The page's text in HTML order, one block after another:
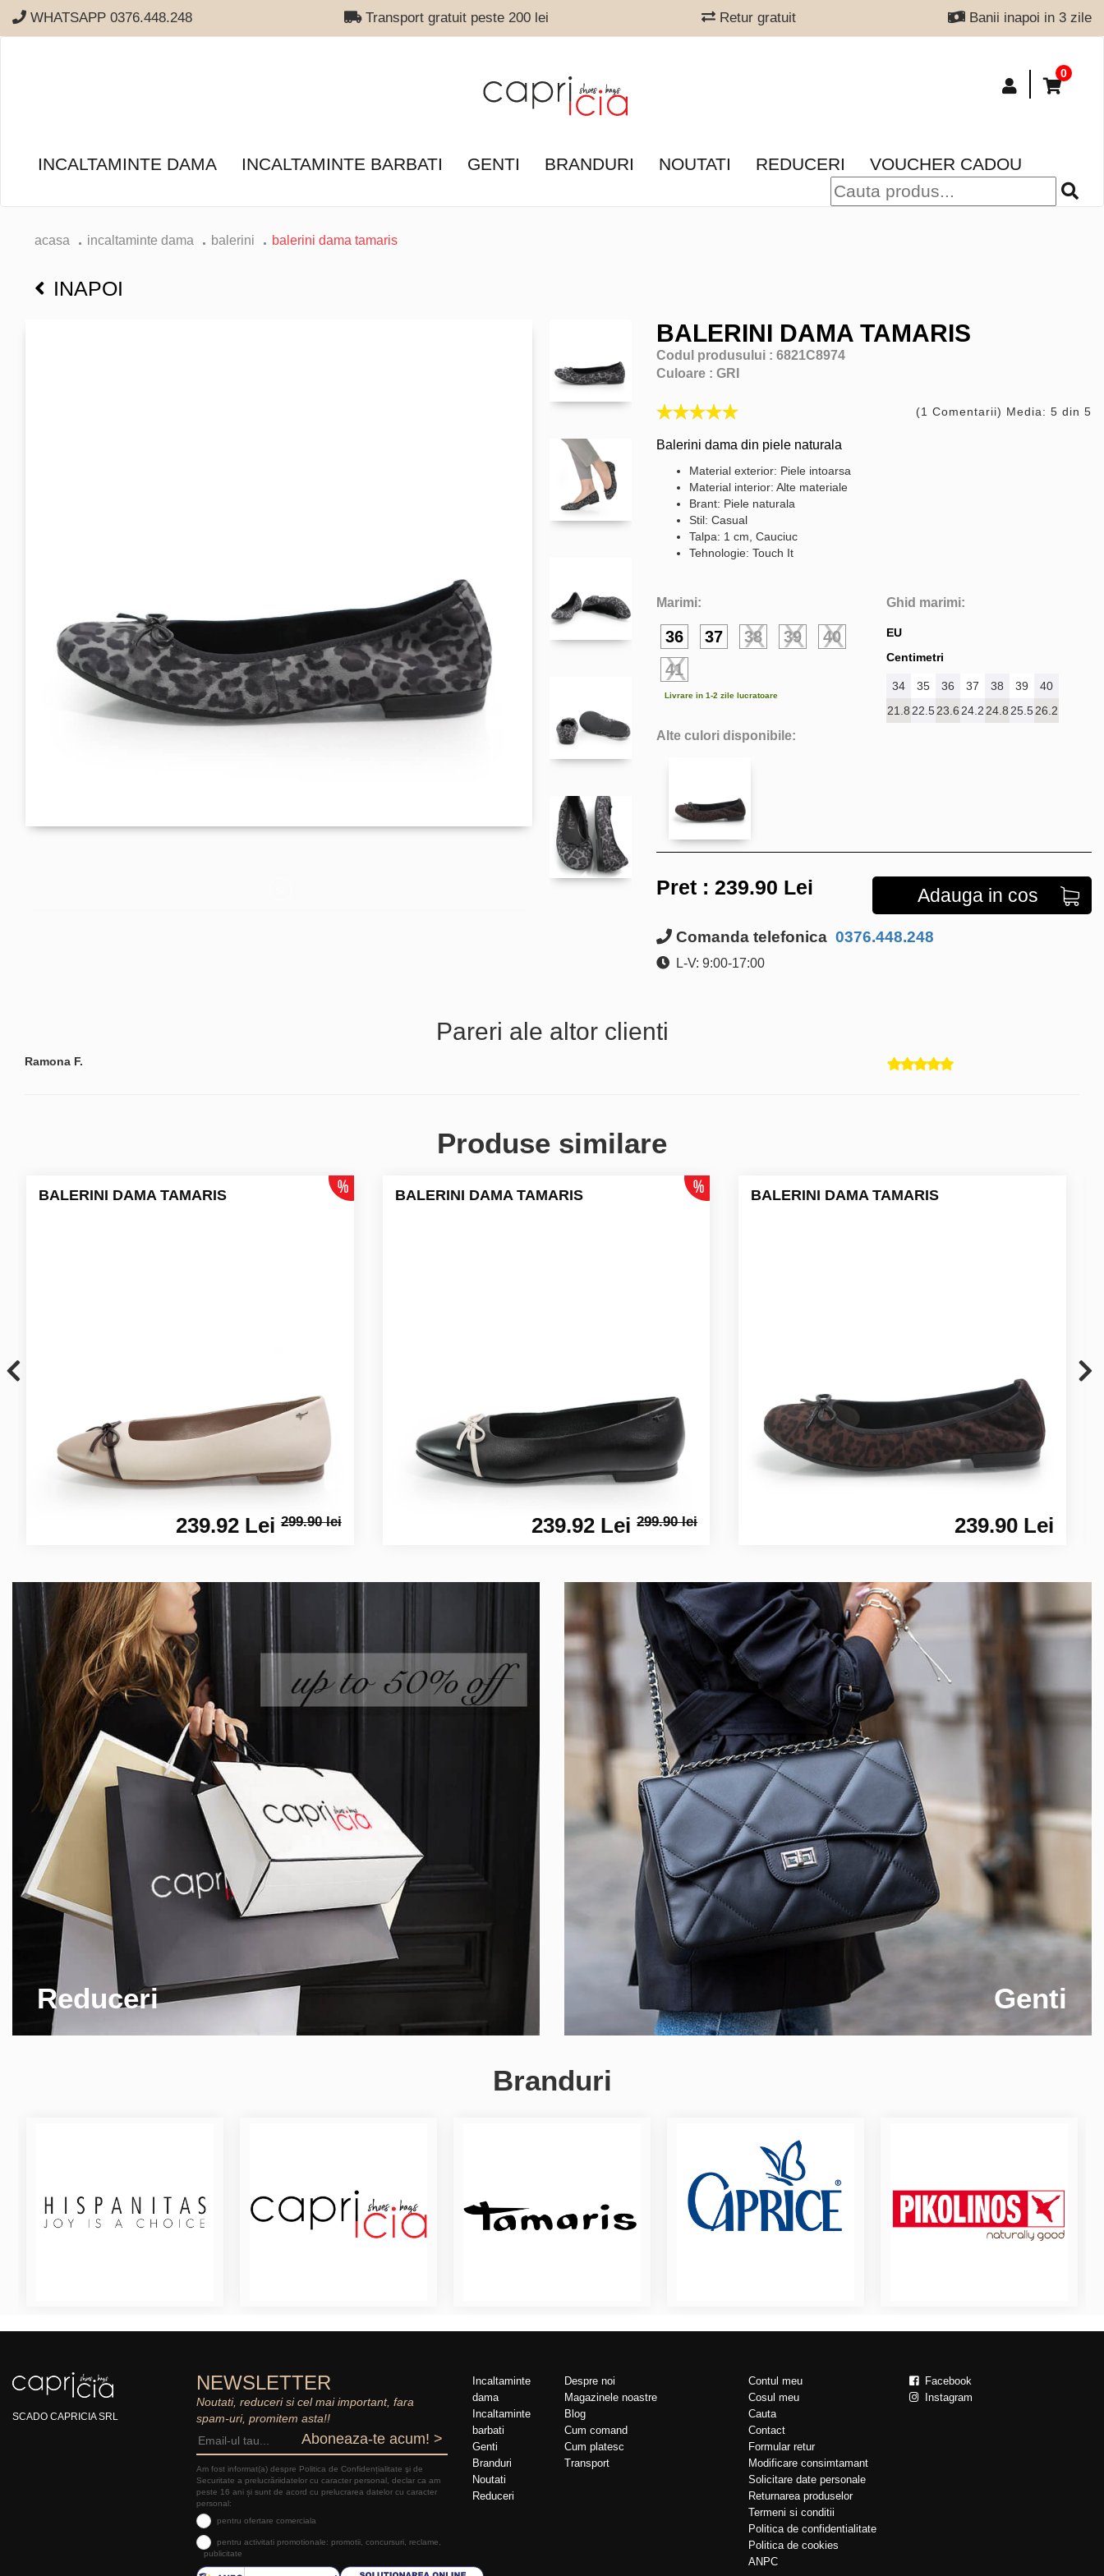
WHATSAPP 0376.448.248 Transport gratuit peste 200 lei Retur gratuit Banii inapoi in 3 zile
0
INCALTAMINTE DAMA INCALTAMINTE BARBATI GENTI BRANDURI NOUTATI REDUCERI VOUCHER CADOU
acasa incaltaminte dama balerini balerini dama tamaris
INAPOI
BALERINI DAMA TAMARIS
Codul produsului : 6821C8974
Culoare : GRI
(1 Comentarii) Media: 5 din 5
Balerini dama din piele naturala
Material exterior: Piele intoarsa
Material interior: Alte materiale
Brant: Piele naturala
Stil: Casual
Talpa: 1 cm, Cauciuc
Tehnologie: Touch It
Marimi:
36 37 38 39
40
41
Livrare in 1-2 zile lucratoare
Ghid marimi:
EU
Centimetri
34 35 36 37 38 39
40
21.8 22.523.6 24.2 24.8 25.526.2
Alte culori disponibile:
Pret : 239.90 Lei Adauga in cos
Comanda telefonica 0376.448.248
L-V: 9:00-17:00
Pareri ale altor clienti
Ramona F.
Produse similare
BALERINI DAMA TAMARIS
239.92 Lei299.90 lei
BALERINI DAMA TAMARIS
239.92 Lei299.90 lei
BALERINI DAMA TAMARIS
239.90 Lei
Reduceri Genti
Branduri
SCADO CAPRICIA SRL
NEWSLETTER
Noutati, reduceri si cel mai important, fara
spam-uri, promitem asta!!
Aboneaza-te acum! >
Am fost informat(a) despre Politica de Confidențialitate şi de
Securitate a prelucrăriidatelor cu caracter personal, declar ca am
peste 16 ani și sunt de acord cu prelucrarea datelor cu caracter
personal:
pentru ofertare comerciala
pentru activitati promotionale: promotii, concursuri, reclame,
publicitate
Incaltaminte
dama
Incaltaminte
barbati
Genti
Branduri
Noutati
Reduceri
Despre noi
Magazinele noastre
Blog
Cum comand
Cum platesc
Transport
Contul meu
Cosul meu
Cauta
Contact
Formular retur
Modificare consimtamant
Solicitare date personale
Returnarea produselor
Termeni si conditii
Politica de confidentialitate
Politica de cookies
ANPC
Facebook
Instagram